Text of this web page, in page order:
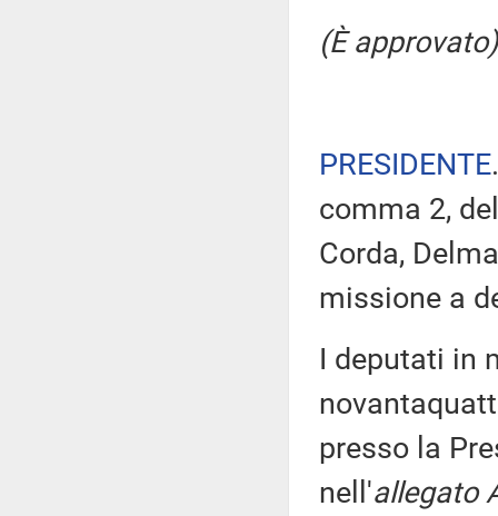
(È approvato)
PRESIDENTE
comma 2,
Corda,
missione a
I deputati in
presso la
nell'allegato